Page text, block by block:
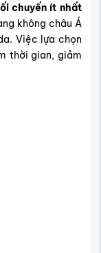
chuyến ít nhất
không châu Á
Việc lựa chọn
thời gian, giảm